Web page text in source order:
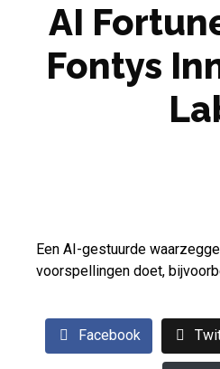
AI
Fontys
Een AI-gestuurde
voorspellingen doet,
Facebook